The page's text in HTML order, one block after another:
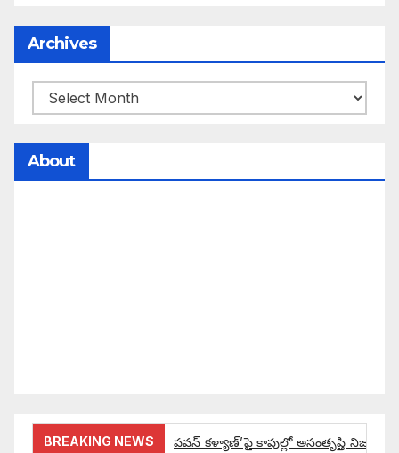
Archives
About
BREAKING NEWS పవన్ కళ్యాణ్’పై కాపుల్లో అసంతృప్తి నిజమేనా: